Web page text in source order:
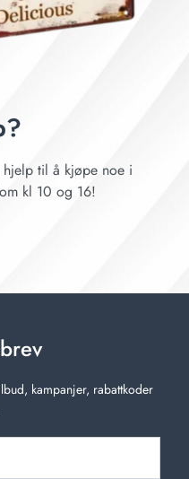
hjelp til å kjøpe noe i
kl 10 og 16!
kampanjer, rabattkoder